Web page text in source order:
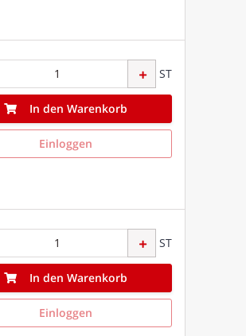
ST
In den Warenkorb
Einloggen
ST
In den Warenkorb
Einloggen